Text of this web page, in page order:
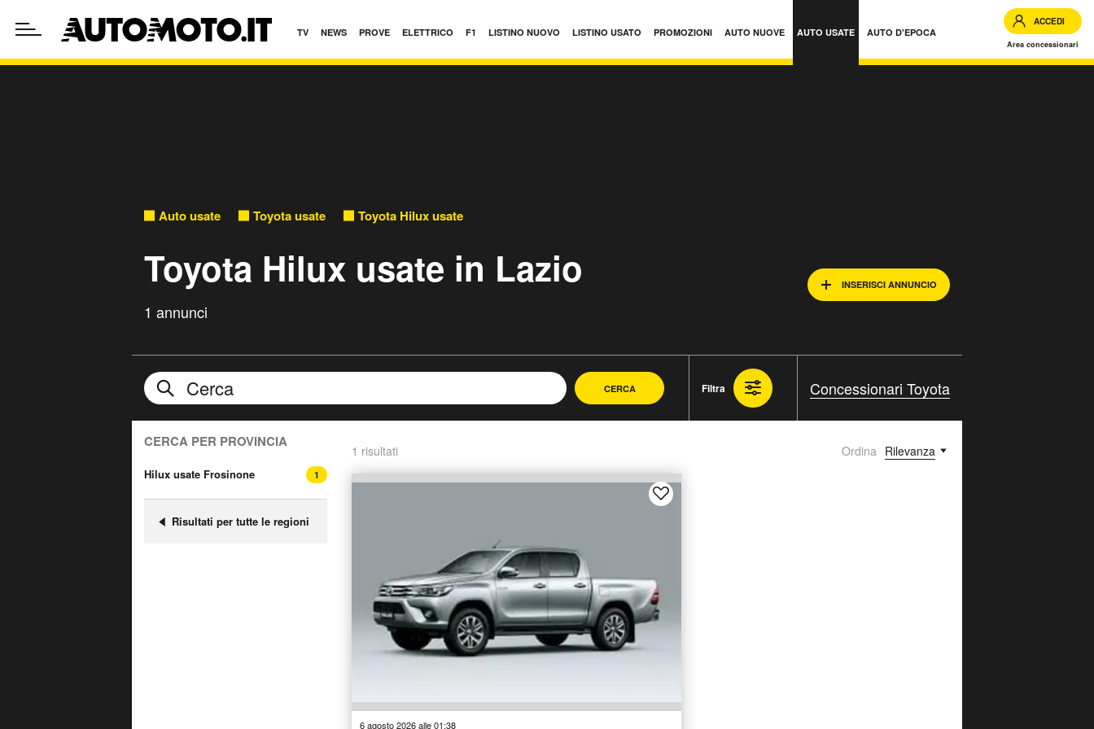
TV NEWS PROVE ELETTRICO F1 LISTINO NUOVO LISTINO USATO PROMOZIONI AUTO NUOVE AUTO USATE AUTO D'EPOCA
ACCEDI
Area concessionari
Auto usate Toyota usate Toyota Hilux usate
Toyota Hilux usate in Lazio
1 annunci
INSERISCI ANNUNCIO
CERCA Filtra Concessionari Toyota
CERCA PER PROVINCIA
Hilux usate Frosinone 1
Risultati per tutte le regioni
1 risultati Ordina Rilevanza
6 agosto 2026 alle 01:38